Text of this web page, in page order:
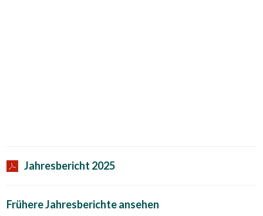
Jahresbericht 2025
Frühere Jahresberichte ansehen